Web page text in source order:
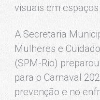
visuais em
A Secretaria
Mulheres e
(SPM-Rio)
para o Carnaval
prevenção e no